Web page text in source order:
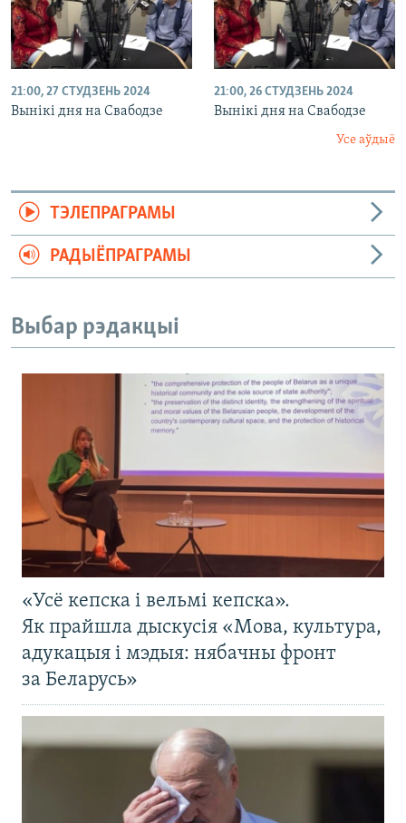
21:00, 27 СТУДЗЕНЬ 2024
Вынікі дня на Свабодзе
21:00, 26 СТУДЗЕНЬ 2024
Вынікі дня на Свабодзе
Усе аўдыё
ТЭЛЕПРАГРАМЫ
РАДЫЁПРАГРАМЫ
Выбар рэдакцыі
«Усё кепска і вельмі кепска».
Як прайшла дыскусія «Мова, культура,
адукацыя і мэдыя: нябачны фронт
за Беларусь»